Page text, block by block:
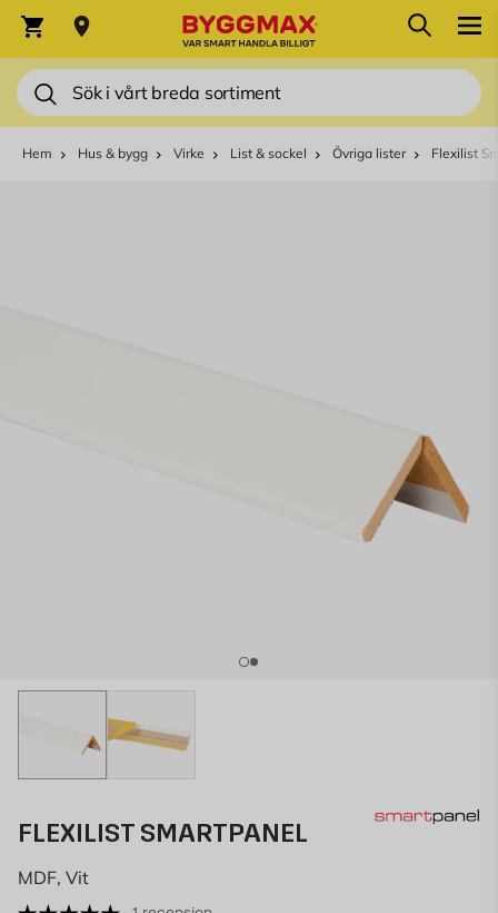
Sök
Varukorg Sök
Hem Hus & bygg Virke List & sockel Övriga lister Flexilist
FLEXILIST SMARTPANEL
MDF, Vit